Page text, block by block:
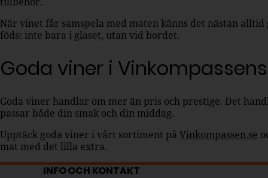
När vinet får samspela med maten känns det nästan
föds: inte bara i glaset, utan vid bordet.
Goda viner i
Goda viner handlar om mer än pris och prestige. Det
passar både din smak och din middag.
Upptäck goda viner i vårt sortiment på Vinkompassen.se
mat med det lilla extra.
INFO OCH KONTAKT